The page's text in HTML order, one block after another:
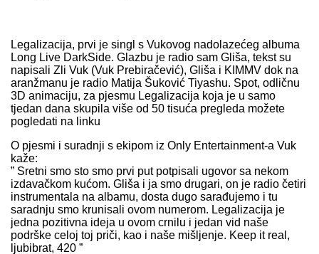
Legalizacija, prvi je singl s Vukovog nadolazećeg albuma
Long Live DarkSide. Glazbu je radio sam Gliša, tekst su
napisali Zli Vuk (Vuk Prebiračević), Gliša i KIMMV dok na
aranžmanu je radio Matija Šuković Tiyashu. Spot, odličnu
3D animaciju, za pjesmu Legalizacija koja je u samo
tjedan dana skupila više od 50 tisuća pregleda možete
pogledati na linku
O pjesmi i suradnji s ekipom iz Only Entertainment-a Vuk
kaže:
” Sretni smo sto smo prvi put potpisali ugovor sa nekom
izdavačkom kućom. Gliša i ja smo drugari, on je radio četiri
instrumentala na albamu, dosta dugo sarađujemo i tu
saradnju smo krunisali ovom numerom. Legalizacija je
jedna pozitivna ideja u ovom crnilu i jedan vid naše
podrške celoj toj priči, kao i naše mišljenje. Keep it real,
ljubibrat, 420 ”